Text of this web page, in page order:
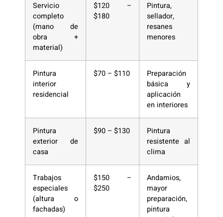
Servicio
completo
(mano de
obra +
material)
$120 –
$180
Pintura,
sellador,
resanes
menores
Pintura
interior
residencial
$70 – $110
Preparación
básica y
aplicación
en interiores
Pintura
exterior de
casa
$90 – $130
Pintura
resistente al
clima
Trabajos
especiales
(altura o
fachadas)
$150 –
$250
Andamios,
mayor
preparación,
pintura